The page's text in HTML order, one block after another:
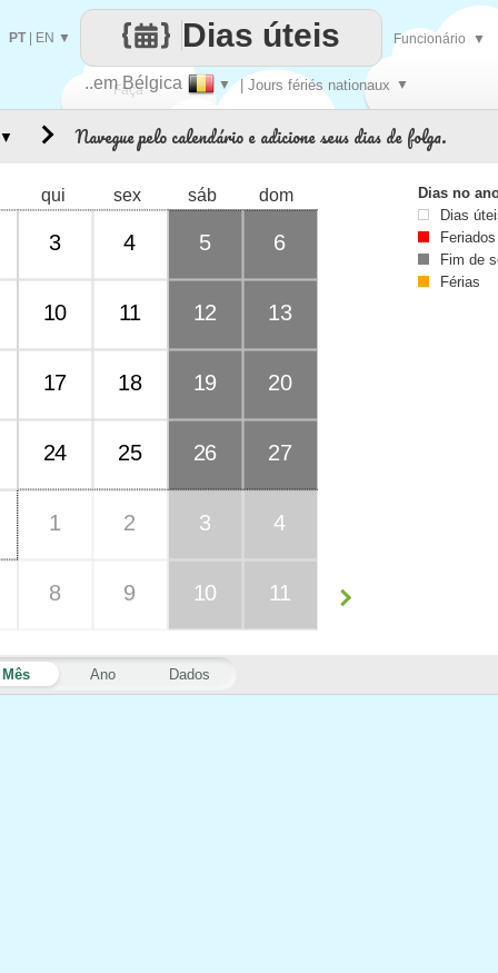
Faça
..em Bélgica ▼ | Jours fériés nationaux ▼
Dias úteis
PT| EN ▼ Funcionário ▼
Navegue pelo calendário e adicione seus dias de folga.
Mês Ano Dados
qui sex sáb dom
3 4 5 6
10 11 12 13
17 18 19 20
24 25 26 27
1 2 3 4
8 9 10 11
▼
Dias no
Dias
Feriados
Fim de
Férias